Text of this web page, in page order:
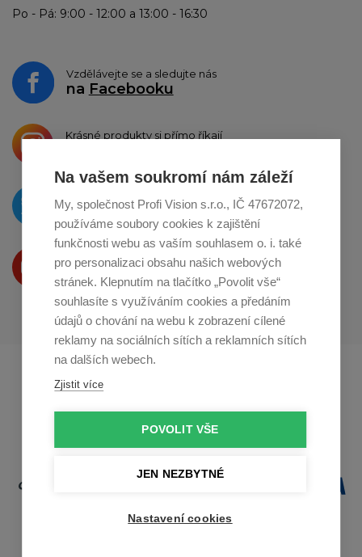
Po - Pá: 9:00 - 12:00 a 13:00 - 16:30
Vzdělávejte se a sledujte nás
na Facebooku
Krásné produkty si přímo říkají
O novinkách píšeme
naTwitteru
Produkty Vám představujeme
na Youtube
Profikuchar.sk
Na vašem soukromí nám záleží
My, společnost Profi Vision s.r.o., IČ 47672072,
používáme soubory cookies k zajištění
funkčnosti webu as vaším souhlasem o. i. také
pro personalizaci obsahu našich webových
stránek. Klepnutím na tlačítko „Povolit vše“
souhlasíte s využíváním cookies a předáním
údajů o chování na webu k zobrazení cílené
reklamy na sociálních sítích a reklamních sítích
na dalších webech.
Zjistit více
POVOLIT VŠE
JEN NEZBYTNÉ
Nastavení cookies